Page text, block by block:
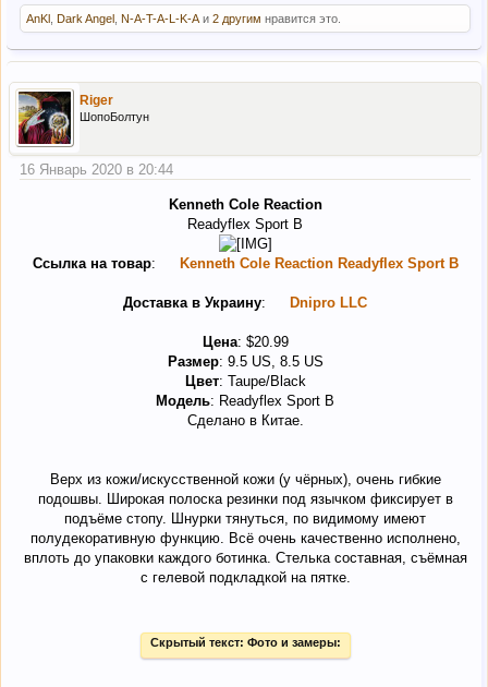
AnKl Dark Angel N-A-T-A-L-K-A и 2 другим нравится это.
Riger
ШопоБолтун
16 Январь 2020 в 20:44
Kenneth Cole Reaction
Readyflex Sport B
Ссылка на товар: Kenneth Cole Reaction Readyflex Sport B
Доставка в Украину: Dnipro LLC
Цена: $20.99
Размер: 9.5 US, 8.5 US
Цвет: Taupe/Black
Модель: Readyflex Sport B
Сделано в Китае.
Верх из кожи/искусственной кожи (у чёрных), очень гибкие
подошвы. Широкая полоска резинки под язычком фиксирует в
подъёме стопу. Шнурки тянуться, по видимому имеют
полудекоративную функцию. Всё очень качественно исполнено,
вплоть до упаковки каждого ботинка. Стелька составная, съёмная
с гелевой подкладкой на пятке.
Скрытый текст: Фото и замеры: